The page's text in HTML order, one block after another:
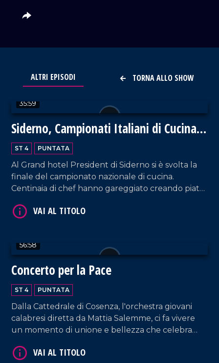
TORNA ALLO SHOW
ALTRI EPISODI
35:59
Siderno, Campionati Italiani di Cucina
2024
ST 4 PUNTATA
Al Grand hotel President di Siderno si è svolta la
finale del campionato nazionale di cucina.
Centinaia di chef hanno gareggiato creando piatti
unico, ricco di emozioni e sapori.
56:58
Concerto per la Pace
ST 4 PUNTATA
Dalla Cattedrale di Cosenza, l'orchestra giovani
calabresi diretta da Mattia Salemme, ci fa vivere
un momento di unione e bellezza che celebra
VAI AL TITOLO